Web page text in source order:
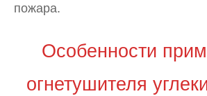
пожара.
Особенности
огнетушителя